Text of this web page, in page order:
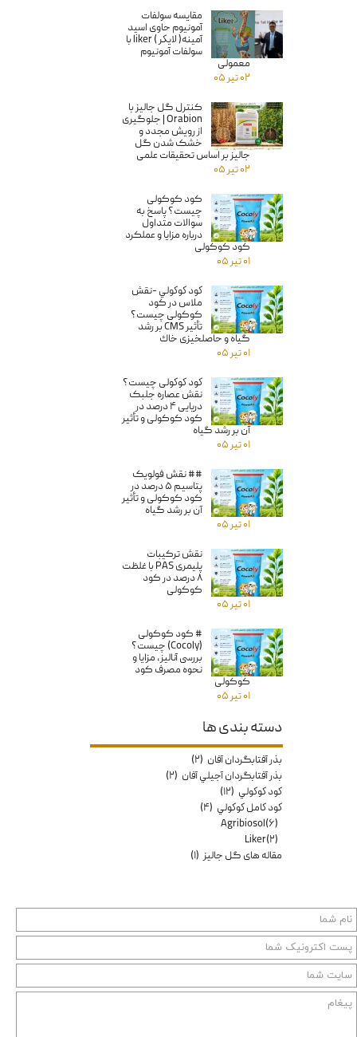
مقایسه سولفات
آمونیوم حاوی اسید
آمینه( لايكر ) liker با
سولفات آمونیوم
معمولى
۰۲ تیر ۰۵
کنترل گل جالیز با
Orabion | جلوگیری
از رویش مجدد و
خشک شدن گل
جالیز بر اساس تحقیقات علمی
۰۲ تیر ۰۵
کود کوکولی
چیست؟ پاسخ به
سوالات متداول
درباره مزایا و عملکرد
کود کوکولی
۰۱ تیر ۰۵
كود كوكولي -نقش
ملاس در کود
کوکولی چیست؟
تأثیر CMS بر رشد
گیاه و حاصلخیزی خاك
۰۱ تیر ۰۵
كود كوكولى چيست؟
نقش عصاره جلبک
دریایی ۴ درصد در
کود کوکولی و تأثیر
آن بر رشد گیاه
۰۱ تیر ۰۵
## نقش فولویک
پتاسیم ۵ درصد در
کود کوکولی و تأثیر
آن بر رشد گیاه
۰۱ تیر ۰۵
نقش ترکیبات
پلیمری PAS با غلظت
۸ درصد در کود
کوکولی
۰۱ تیر ۰۵
# کود کوکولی
(Cocoly) چیست؟
بررسی آنالیز، مزایا و
نحوه مصرف کود
کوکولی
۰۱ تیر ۰۵
دسته بندی ها
بذر آفتابگردان آفان (۲)
بذر آفتابگردان آجيلي آفان (۲)
كود كوكولي (۱۲)
كود كامل كوكولي (۴)
Agribiosol(۶)
Liker(۲)
مقاله هاى گل جاليز (۱)